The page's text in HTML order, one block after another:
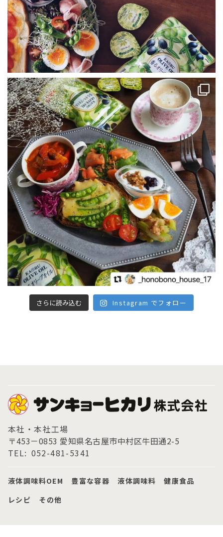
さらに読み込む Instagram でフォロー
本社・本社工場
〒453－0853 愛知県名古屋市中村区牛田通2-5
TEL: 052-481-5341
液体調味料OEM 豊富な容器 液体調味料
健康食品
レシピ
その他